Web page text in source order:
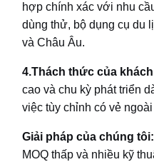
hợp chính xác với nhu
dùng thử, bộ dụng cụ du
và Châu Âu.
4.Thách thức của
cao và chu kỳ phát triển
việc tùy chỉnh có vẻ
Giải pháp của chúng tôi:
MOQ thấp và nhiều kỹ